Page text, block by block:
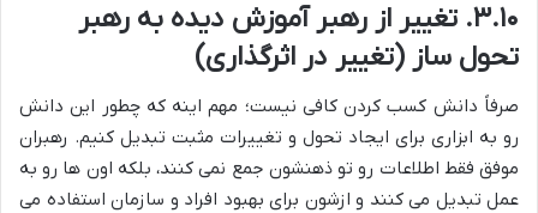
۳.۱۰. تغییر از رهبر آموزش دیده به رهبر
تحول ساز (تغییر در اثرگذاری)
صرفاً دانش کسب کردن کافی نیست؛ مهم اینه که چطور این دانش
رو به ابزاری برای ایجاد تحول و تغییرات مثبت تبدیل کنیم. رهبران
موفق فقط اطلاعات رو تو ذهنشون جمع نمی کنند، بلکه اون ها رو به
عمل تبدیل می کنند و ازشون برای بهبود افراد و سازمان استفاده می